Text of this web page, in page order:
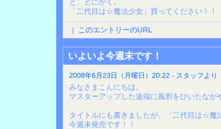
と、とにかく。
「二代目は☆魔法少女」買ってください！！
| このエントリーのURL
いよいよ今週末です！
2008年6月23日（月曜日）20:22 - スタッフより
みなさまこんにちは。
マスターアップした途端に風邪をひいたな
タイトルにも書きましたが、「二代目は☆魔
今週末発売です！！